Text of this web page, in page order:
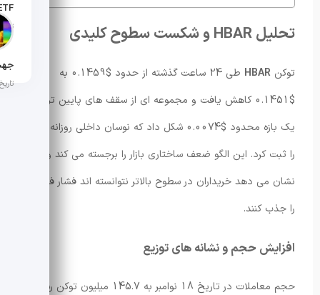
تاریخ
تاریخ
تحلیل HBAR و شکست سطوح کلیدی
توکن HBAR
طی 24 ساعت گذشته از حدود $0.1459 به
$0.1451 کاهش یافت و مجموعه ای از سقف های پایین تر را در
را ثبت کرد. این الگو ضعف ساختاری بازار را برجسته می کند و
نشان می دهد خریداران در سطوح بالاتر نتوانسته اند فشار فروش
را جذب کنند.
افزایش حجم و نشانه های توزیع
حجم معاملات در تاریخ 18 نوامبر به 145.7 میلیون توکن رسید